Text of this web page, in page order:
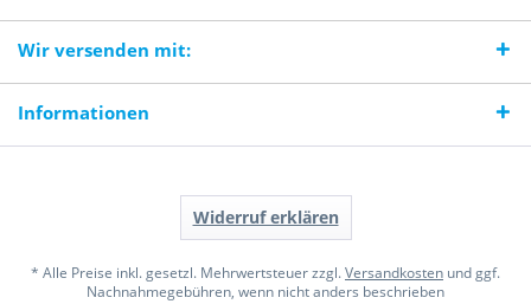
Wir versenden mit:
Informationen
Widerruf erklären
* Alle Preise inkl. gesetzl. Mehrwertsteuer zzgl.Versandkosten und ggf.
Nachnahmegebühren, wenn nicht anders beschrieben